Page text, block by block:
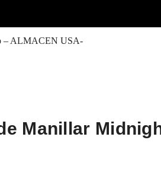
– ALMACEN USA-
Manillar